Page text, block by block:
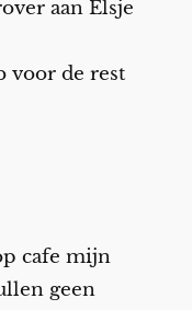
aan Elsje
voor de rest
cafe mijn
geen